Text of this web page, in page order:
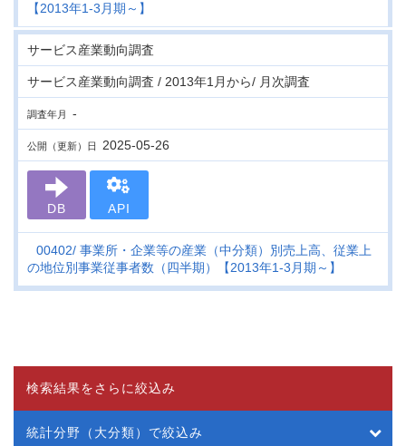
【2013年1-3月期～】
サービス産業動向調査
サービス産業動向調査 / 2013年1月から/ 月次調査
調査年月 -
公開（更新）日 2025-05-26
DB API
00402 事業所・企業等の産業（中分類）別売上高、従業上
の地位別事業従事者数（四半期）【2013年1-3月期～】
検索結果をさらに絞込み
統計分野（大分類）で絞込み